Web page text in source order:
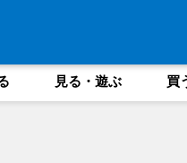
見る・遊ぶ 買